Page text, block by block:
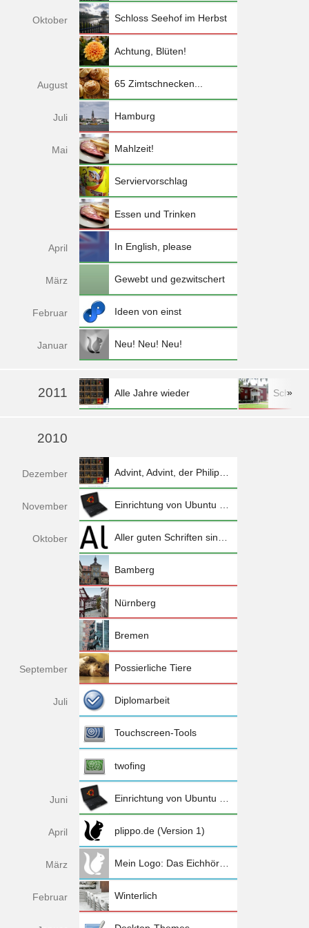
Oktober Schloss Seehof im Herbst
Achtung, Blüten!
August 65 Zimtschnecken...
Juli Hamburg
Mai Mahlzeit!
Serviervorschlag
Essen und Trinken
April In English, please
März Gewebt und gezwitschert
Februar Ideen von einst
Januar Neu! Neu! Neu!
2011 Alle Jahre wieder »
2010
Dezember Advint, Advint, der Philipp spinnt
November Einrichtung von Ubuntu 10.10 auf dem Eee PC 1005HA
Oktober Aller guten Schriften sind weiterhin frei
Bamberg
Nürnberg
Bremen
September Possierliche Tiere
Juli Diplomarbeit
Touchscreen-Tools
twofing
Juni Einrichtung von Ubuntu 10.04 (Netbook Remix) auf dem Eee PC 1005HA
April plippo.de (Version 1)
März Mein Logo: Das Eichhörnchen
Februar Winterlich